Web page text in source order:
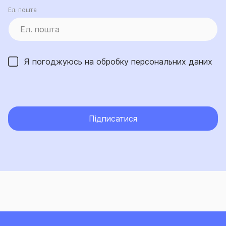
Ел. пошта
Я погоджуюсь на обробку персональних даних
Підписатися